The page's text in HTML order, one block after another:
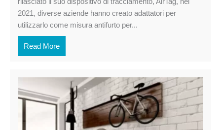
2021, diverse aziende hanno creato adattatori per
utilizzarlo come misura antifurto per...
Read More